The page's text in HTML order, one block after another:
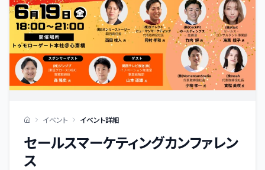
イベント イベント詳細
セールスマーケティングカンファレン
ス